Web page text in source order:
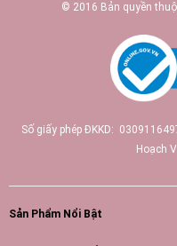
© 2016 Bản quyền
Số giấy phép ĐKKD:
Hoạch
Sản Phẩm Nổi Bật